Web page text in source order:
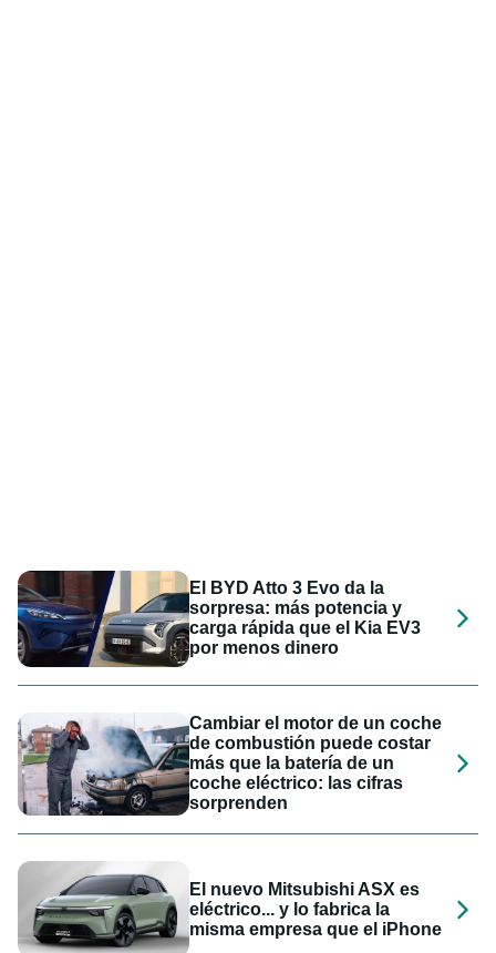
El BYD Atto 3 Evo da la
sorpresa: más potencia y
carga rápida que el Kia EV3
por menos dinero
Cambiar el motor de un coche
de combustión puede costar
más que la batería de un
coche eléctrico: las cifras
sorprenden
El nuevo Mitsubishi ASX es
eléctrico... y lo fabrica la
misma empresa que el iPhone